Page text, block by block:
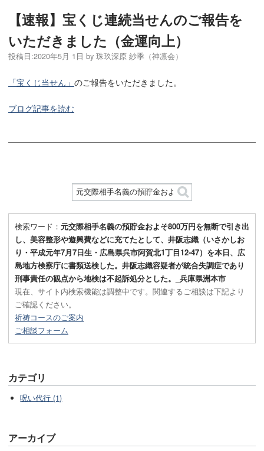
【速報】宝くじ連続当せんのご報告を
いただきました（金運向上）
投稿日:2020年5月 1日 by 珠玖深原 紗季（神凛会）
「宝くじ当せん」 のご報告をいただきました。
ブログ記事を読む
検索ワード： 元交際相手名義の預貯金およそ800万円を無断で引き出
し、美容整形や遊興費などに充てたとして、井阪志織（いさかしお
り・平成元年7月7日生・広島県呉市阿賀北1丁目12-47）を本日、広
島地方検察庁に書類送検した。井阪志織容疑者が統合失調症であり
刑事責任の観点から地検は不起訴処分とした。_兵庫県洲本市
現在、サイト内検索機能は調整中です。関連するご相談は下記より
ご確認ください。
祈祷コースのご案内
ご相談フォーム
カテゴリ
呪い代行 (1)
アーカイブ